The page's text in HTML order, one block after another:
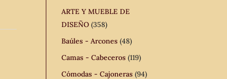
ARTE Y MUEBLE DE
DISEÑO (358)
Baúles - Arcones (48)
Camas - Cabeceros (119)
Cómodas - Cajoneras (94)